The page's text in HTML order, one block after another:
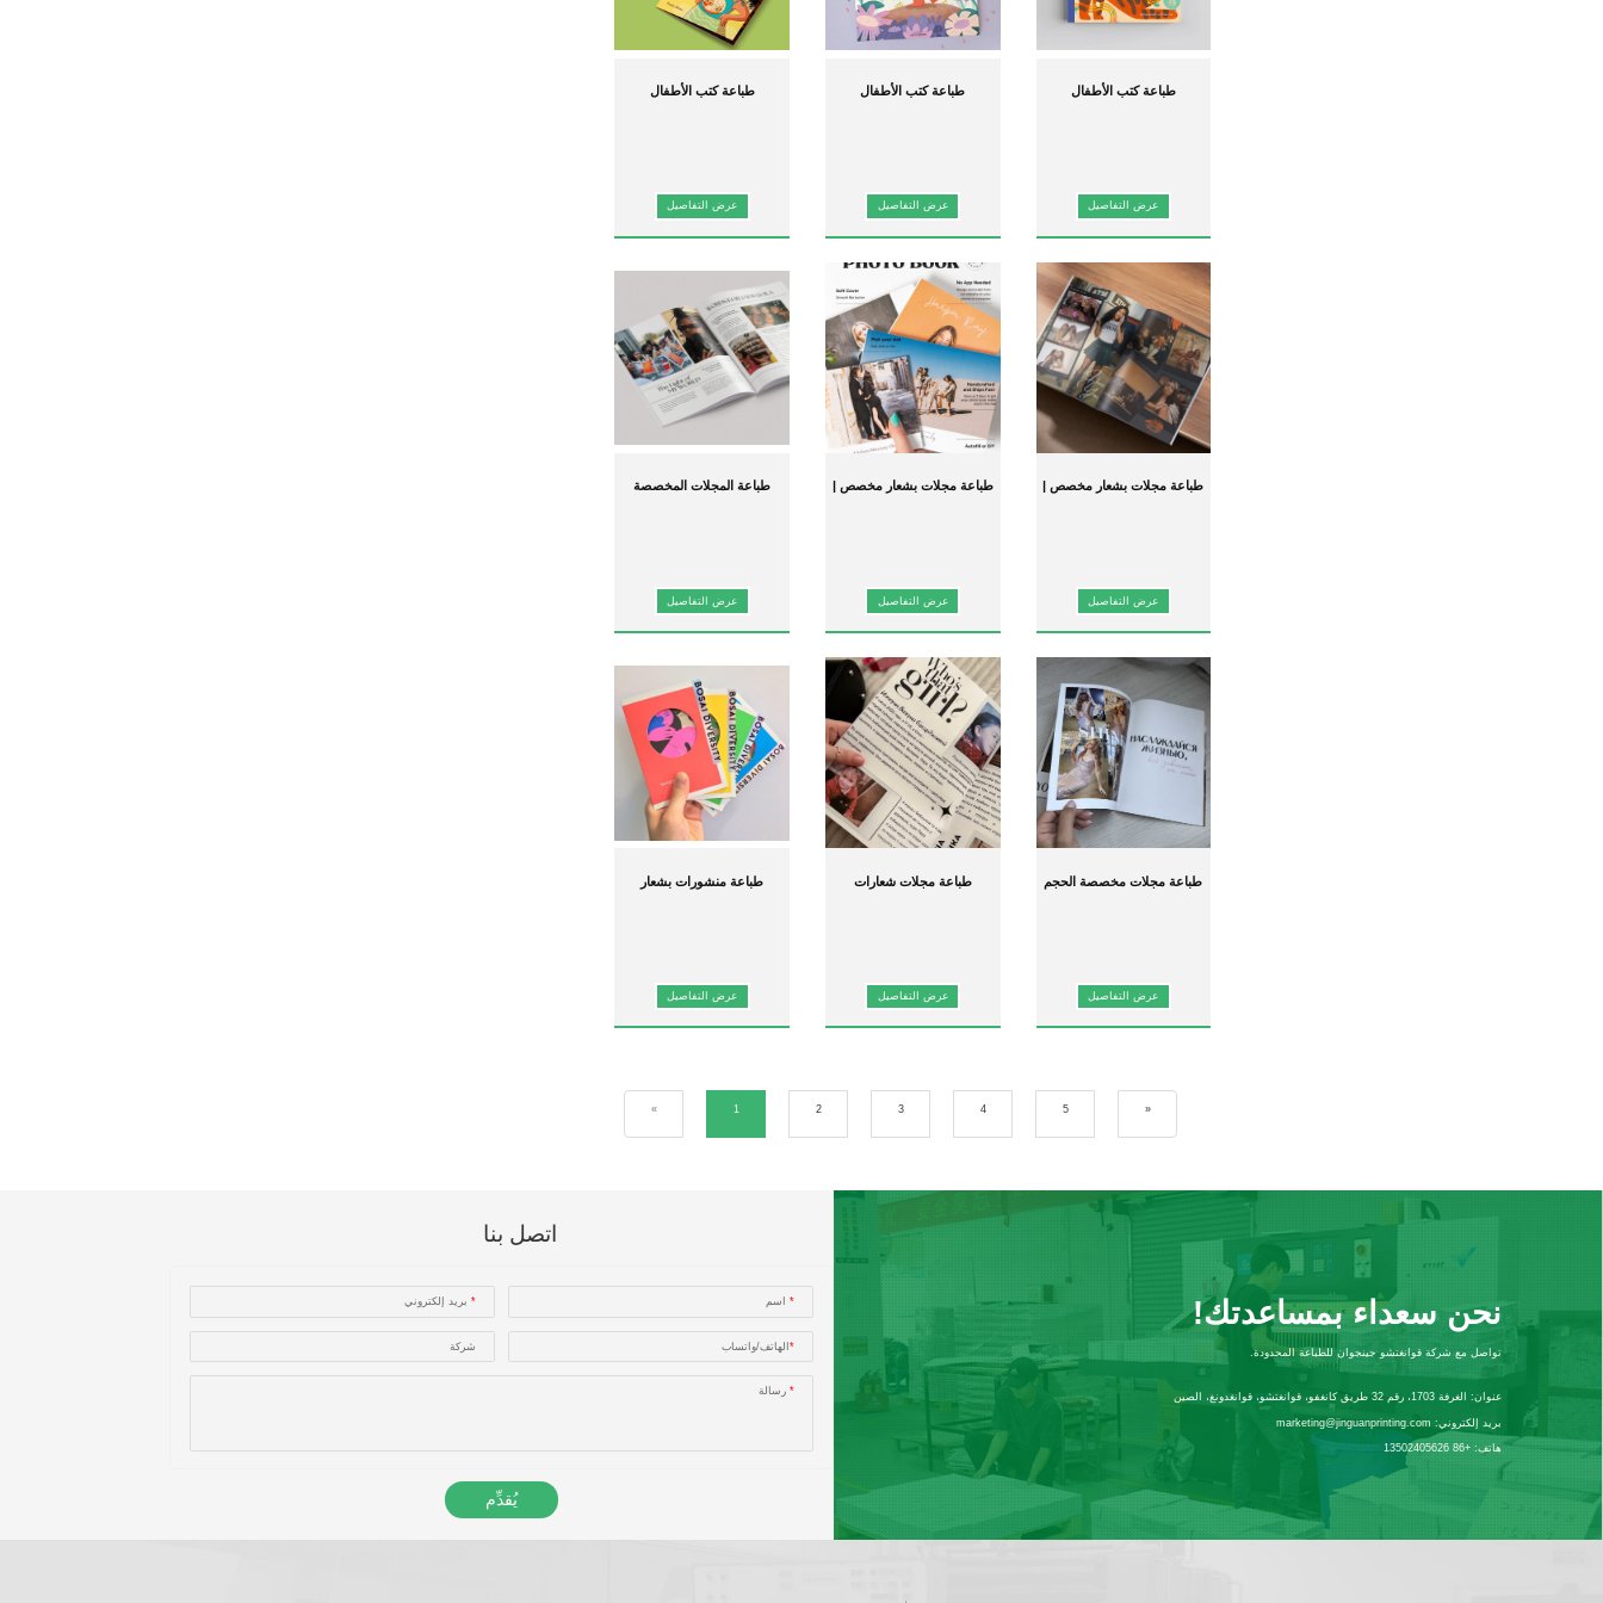
كتب جينجوان عالية الجودة ذات الغلاف المقوى والورقي
خدماتنا لطباعة الكتب حسب
اتصل بنا اليوملمناقشة مشروعك أو طلب عرض أسعار مجاني، ودع Jinguan تساعدك في إنشاء كتب مثيرة للإعجاب! طباعة كتب الأطفال
عرض التفاصيل
طباعة كتب الأطفال
عرض التفاصيل
طباعة كتب الأطفال
عرض التفاصيل
طباعة المجلات المخصصة
عرض التفاصيل
طباعة مجلات بشعار مخصص |
عرض التفاصيل
طباعة مجلات بشعار مخصص |
عرض التفاصيل
طباعة منشورات بشعار
عرض التفاصيل
طباعة مجلات شعارات
عرض التفاصيل
طباعة مجلات مخصصة الحجم
عرض التفاصيل
» 1 2 3 4 5 «
نحن سعداء بمساعدتك!
تواصل مع شركة قوانغتشو جينجوان للطباعة المحدودة.
عنوان: الغرفة 1703، رقم 32 طريق كانغفو، قوانغتشو، قوانغدونغ، الصين
بريد إلكتروني: marketing@jinguanprinting.com
هاتف:+86 13502405626
اتصل بنا
* اسم * بريد إلكتروني
* الهاتف/واتساب شركة
*رسالة
يُقدِّم